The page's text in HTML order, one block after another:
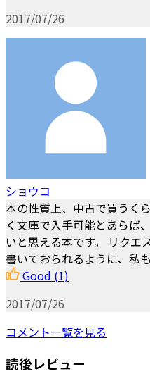
2017/07/26
ショウコ
本の性質上、中古で買うく
く文庫で入手可能とあらば
いと思える本です。 リクエ
書いておられるように、私
Good (1)
2017/07/26
コメント一覧を見る
読後レビュー